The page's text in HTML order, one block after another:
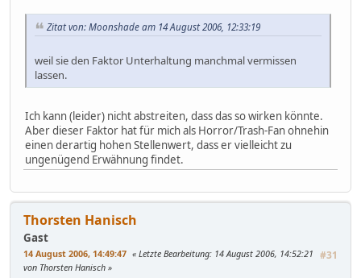
Zitat von: Moonshade am 14 August 2006, 12:33:19
weil sie den Faktor Unterhaltung manchmal vermissen
lassen.
Ich kann (leider) nicht abstreiten, dass das so wirken könnte.
Aber dieser Faktor hat für mich als Horror/Trash-Fan ohnehin
einen derartig hohen Stellenwert, dass er vielleicht zu
ungenügend Erwähnung findet.
Thorsten Hanisch
Gast
14 August 2006, 14:49:47 #31
Letzte Bearbeitung: 14 August 2006, 14:52:21
von Thorsten Hanisch